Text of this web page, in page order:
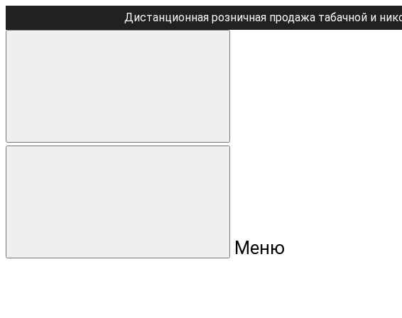
Дистанционная розничная продажа табачной и
Меню